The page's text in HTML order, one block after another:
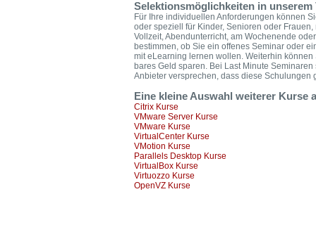
Selektionsmöglichkeiten in unserem
Für Ihre individuellen Anforderungen können
oder speziell für Kinder, Senioren oder
Vollzeit, Abendunterricht, am Wochenende
bestimmen, ob Sie ein offenes Seminar oder
mit eLearning lernen wollen. Weiterhin
bares Geld sparen. Bei Last Minute
Anbieter versprechen, dass diese Schulungen
Eine kleine Auswahl weiterer
Citrix Kurse
VMware Server Kurse
VMware Kurse
VirtualCenter Kurse
VMotion Kurse
Parallels Desktop Kurse
VirtualBox Kurse
Virtuozzo Kurse
OpenVZ Kurse